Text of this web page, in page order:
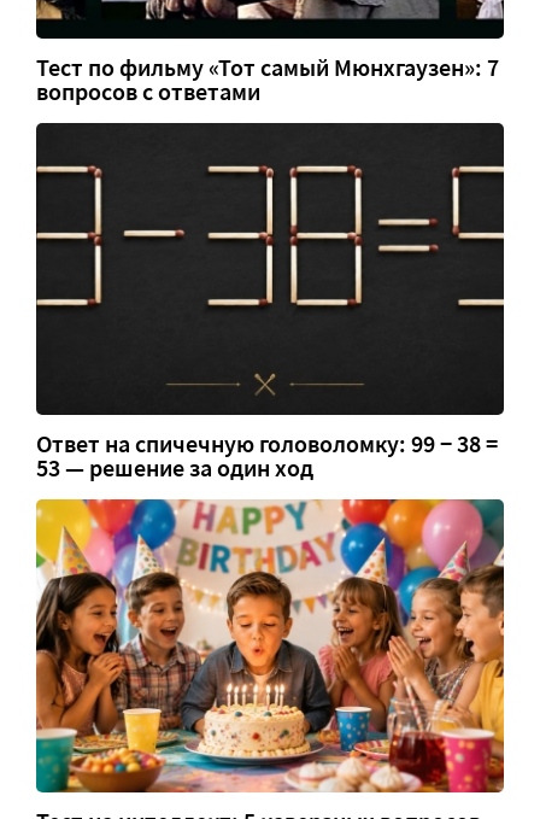
Тест по фильму «Тот самый Мюнхгаузен»: 7
вопросов с ответами
Ответ на спичечную головоломку: 99 − 38 =
53 — решение за один ход